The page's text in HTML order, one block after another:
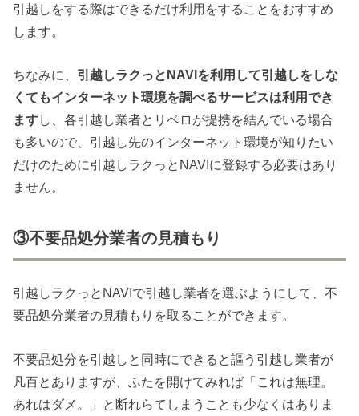
引越しをする際はできるだけ利用をすることをおすすめ
します。
ちなみに、 引越しラクっとNAVIを利用して引越しをしな
くてもインターネット環境を調べるサービスは利用でき
ますし、各引越し業者とリベロが提携を結んでいる場合
も多いので、引越し先のインターネット環境が知りたい
だけのために引越しラクっとNAVIに登録する必要はあり
ません。
③不要品処分業者の見積もり
引越しラクっとNAVIで引越し業者を選ぶようにして、不
要品処分業者の見積もりを取ることができます。
不要品処分を引越しと同時にできると謳う引越し業者が
凡百とありますが、ふたを開けてみれば「これは無理。
あれはダメ。」と断れらてしまうことも少なくはありま